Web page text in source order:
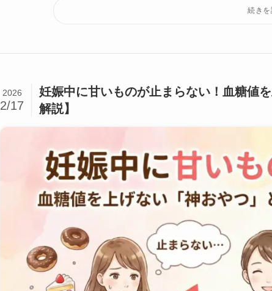
妊娠中に甘いものが止まらない！血糖値
解説】
2026
2/17